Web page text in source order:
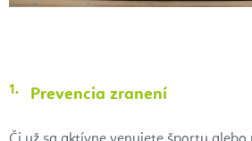
Prevencia zranení